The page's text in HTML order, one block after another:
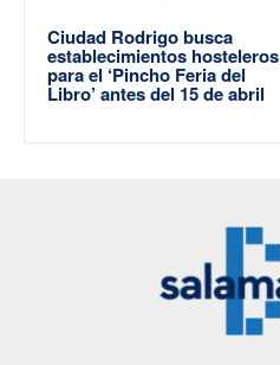
Ciudad Rodrigo busca
establecimientos hosteleros
para el ‘Pincho Feria del
Libro’ antes del 15 de abril